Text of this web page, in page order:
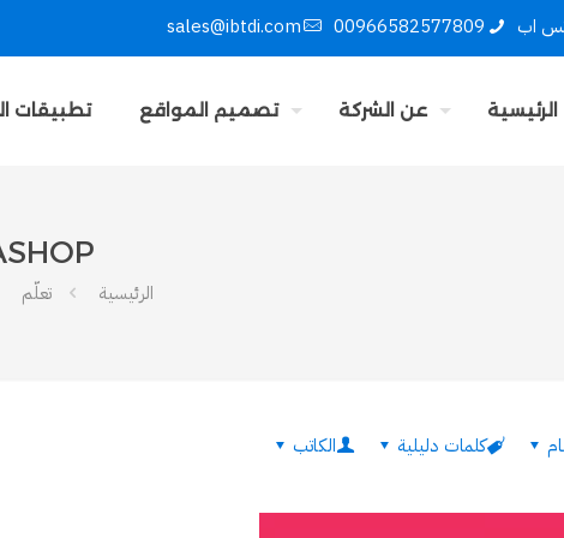
اب 00966582577809
sales@ibtdi.com
الرئيسية عن الشركة تصميم المواقع تطبيقات
الرئيسية تعلّم
كلمات دليلية الكاتب